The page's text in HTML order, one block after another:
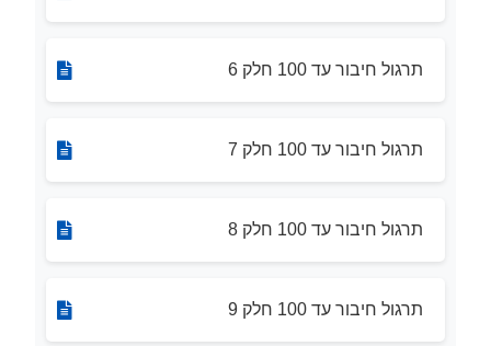
תרגול חיבור עד 100 חלק 6
תרגול חיבור עד 100 חלק 7
תרגול חיבור עד 100 חלק 8
תרגול חיבור עד 100 חלק 9